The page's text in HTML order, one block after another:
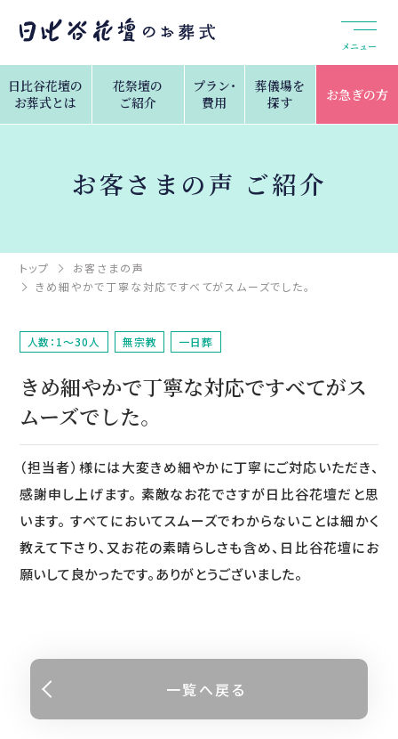
メニュー
日比谷花壇の
お葬式とは
花祭壇の
ご紹介
プラン・
費用
葬儀場を
探す
お急ぎの方
お客さまの声 ご紹介
トップ
お客さまの声
きめ細やかで丁寧な対応ですべてがスムーズでした。
人数：1～30人 無宗教 一日葬
きめ細やかで丁寧な対応ですべてがス
ムーズでした。
（担当者）様には大変きめ細やかに丁寧にご対応いただき、
感謝申し上げます。 素敵なお花でさすが日比谷花壇だと思
います。 すべてにおいてスムーズでわからないことは細かく
教えて下さり、又お花の素晴らしさも含め、日比谷花壇にお
願いして良かったです。ありがとうございました。
一覧へ戻る